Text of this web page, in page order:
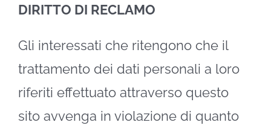
DIRITTO DI RECLAMO
Gli interessati che ritengono che il
trattamento dei dati personali a loro
riferiti effettuato attraverso questo
sito avvenga in violazione di quanto